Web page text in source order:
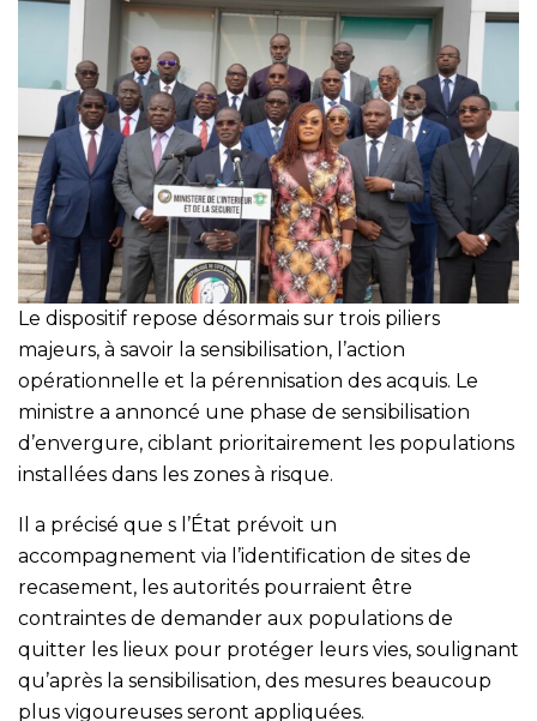
Le dispositif repose désormais sur trois piliers
majeurs, à savoir la sensibilisation, l’action
opérationnelle et la pérennisation des acquis. Le
ministre a annoncé une phase de sensibilisation
d’envergure, ciblant prioritairement les populations
installées dans les zones à risque.
Il a précisé que s l’État prévoit un
accompagnement via l’identification de sites de
recasement, les autorités pourraient être
contraintes de demander aux populations de
quitter les lieux pour protéger leurs vies, soulignant
qu’après la sensibilisation, des mesures beaucoup
plus vigoureuses seront appliquées.